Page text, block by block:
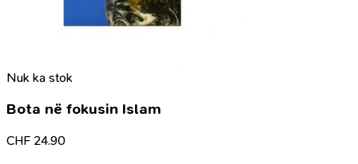
Nuk ka stok
Bota në fokusin Islam
CHF 24.90